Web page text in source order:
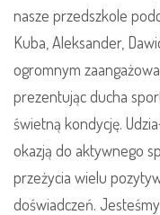
nasze przedszkole
Kuba, Aleksander,
ogromnym
prezentując ducha
świetną kondycję.
okazją do aktywnego
przeżycia wielu
doświadczeń.